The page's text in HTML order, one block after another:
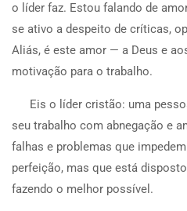
o líder faz. Estou falando de
se ativo a despeito de críticas,
Aliás, é este amor — a Deus e
motivação para o trabalho.
Eis o líder cristão: uma
seu trabalho com abnegação e
falhas e problemas que
perfeição, mas que está
fazendo o melhor possível.